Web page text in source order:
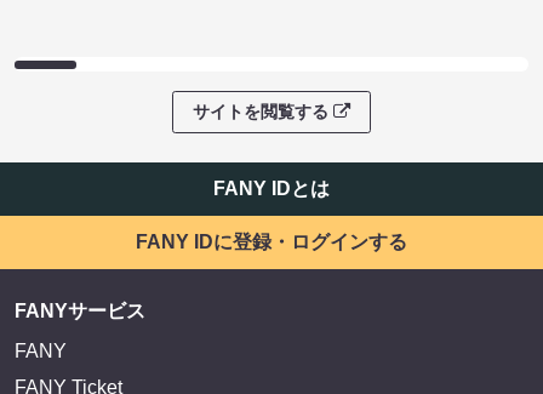
サイトを閲覧する
FANY IDとは
FANY IDに登録・ログインする
FANYサービス
FANY
FANY Ticket